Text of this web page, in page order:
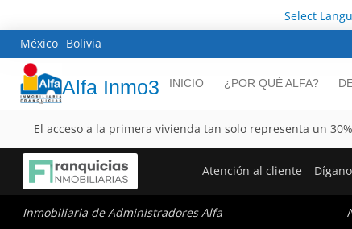
Select
México Bolivia
Alfa Inmo3 INICIO ¿POR QUÉ ALFA?
El acceso a la primera vivienda tan solo representa un
Atención al cliente
Inmobiliaria de Administradores Alfa